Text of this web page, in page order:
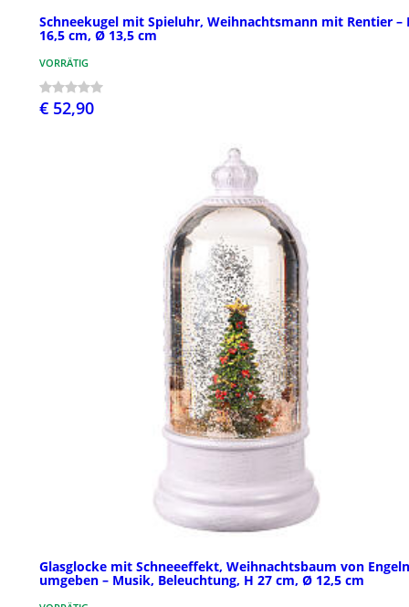
Schneekugel mit Spieluhr, Weihnachtsmann mit Rentier –
16,5 cm, Ø 13,5 cm
VORRÄTIG
€ 52,90
Glasglocke mit Schneeeffekt, Weihnachtsbaum von Engeln
umgeben – Musik, Beleuchtung, H 27 cm, Ø 12,5 cm